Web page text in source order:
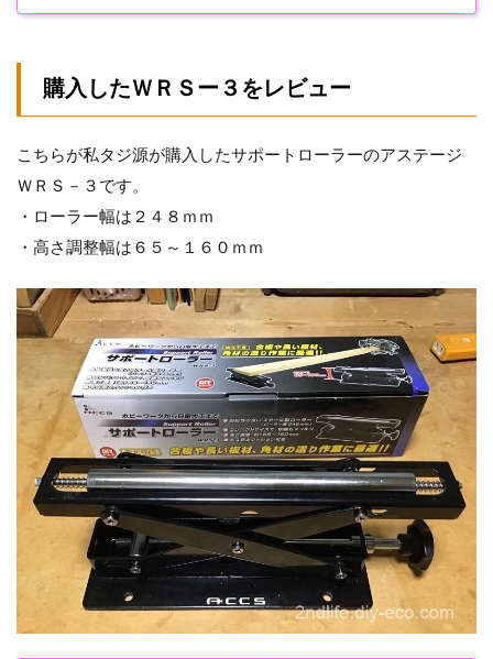
購入したＷＲＳー３をレビュー
こちらが私タジ源が購入したサポートローラーのアステージ
ＷＲＳ－３です。
・ローラー幅は２４８ｍｍ
・高さ調整幅は６５～１６０ｍｍ